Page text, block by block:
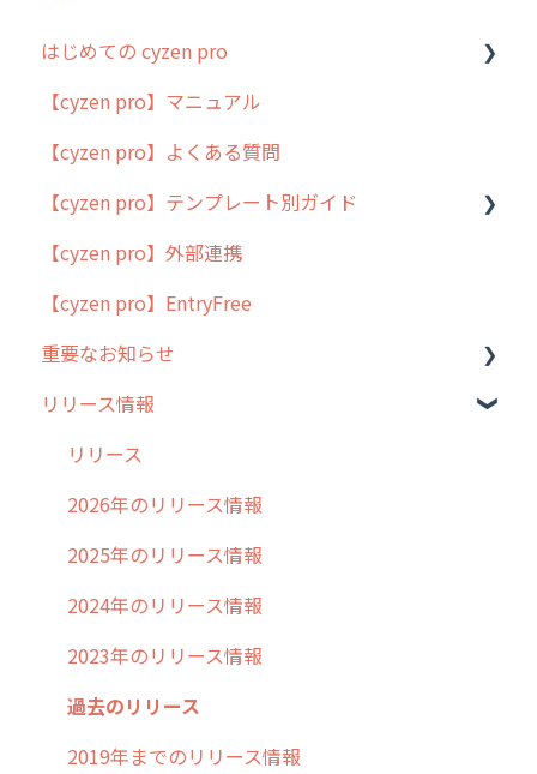
はじめての cyzen pro
cyzen pro とは？
簡易マニュアル
cyzen proの位置情報取得について
用語集
よくある質問
【cyzen pro】マニュアル
【cyzen pro】よくある質問
【cyzen pro】テンプレート別ガイド
ポスティング
ラウンダー
メンテナンス
外廻り営業
清掃
不動産
【cyzen pro】外部連携
【cyzen pro】EntryFree
重要なお知らせ
過去の重要なお知らせ
障害情報
リリース情報
リリース
2026年のリリース情報
2025年のリリース情報
2024年のリリース情報
2023年のリリース情報
過去のリリース
2019年までのリリース情報